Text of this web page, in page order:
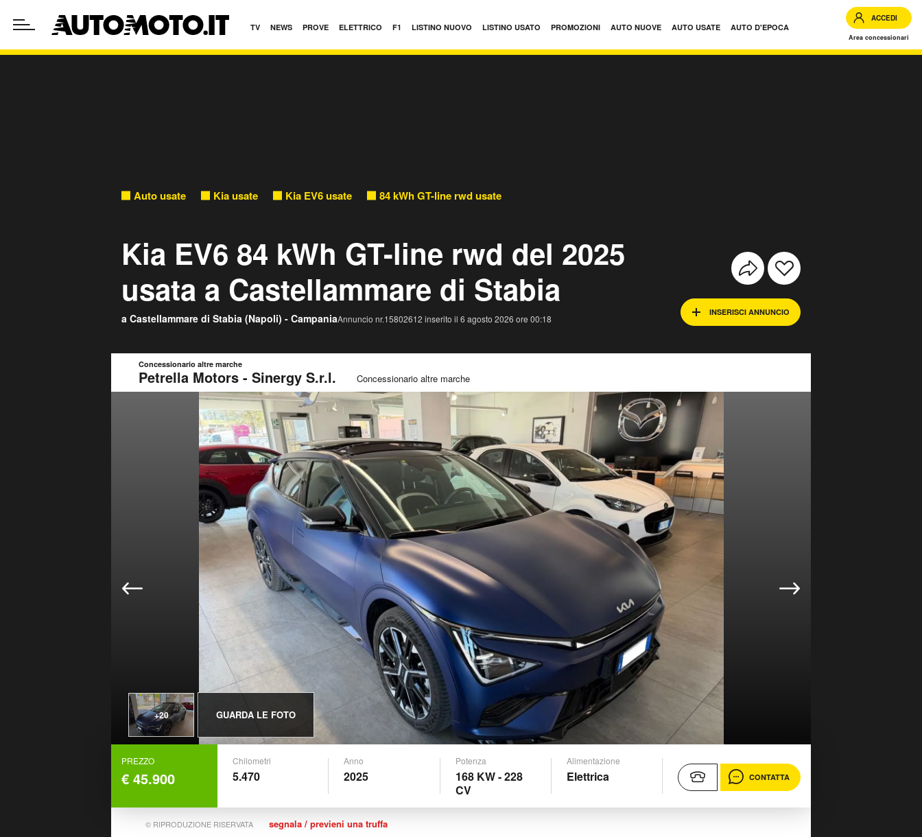
TV NEWS PROVE ELETTRICO F1 LISTINO NUOVO LISTINO USATO PROMOZIONI AUTO NUOVE AUTO USATE AUTO D'EPOCA
ACCEDI
Area concessionari
Auto usate Kia usate Kia EV6 usate 84 kWh GT-line rwd usate
Kia EV6 84 kWh GT-line rwd del 2025
usata a Castellammare di Stabia
a Castellammare di Stabia (Napoli) - CampaniaAnnuncio nr.15802612 inserito il 6 agosto 2026 ore 00:18
INSERISCI ANNUNCIO
Concessionario altre marche
Petrella Motors - Sinergy S.r.l. Concessionario altre marche
+20 GUARDA LE FOTO
PREZZO
€ 45.900
Chilometri
5.470
Anno
2025
Potenza
168 KW - 228
CV
Alimentazione
Elettrica CONTATTA
© RIPRODUZIONE RISERVATA segnala / previeni una truffa